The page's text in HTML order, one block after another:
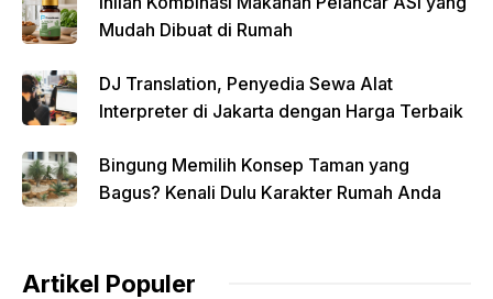
Mudah Dibuat di Rumah
DJ Translation, Penyedia Sewa Alat
Interpreter di Jakarta dengan Harga Terbaik
Bingung Memilih Konsep Taman yang
Bagus? Kenali Dulu Karakter Rumah Anda
Artikel Populer